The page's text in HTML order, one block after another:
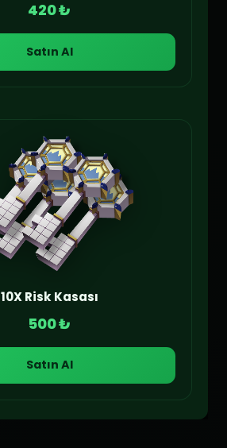
420 ₺
Satın Al
10X Risk Kasası
500 ₺
Satın Al